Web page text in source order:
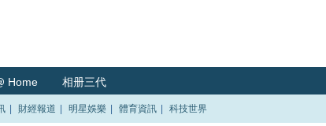
Home 相册三代
財經報道 明星娛樂 體育資訊 科技世界